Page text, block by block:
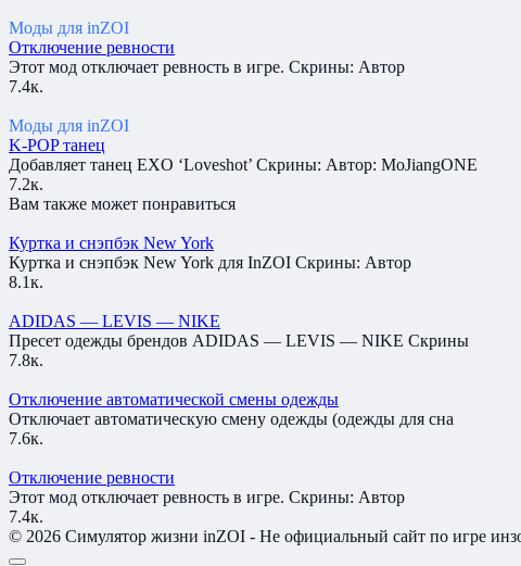
Моды для inZOI
Отключение ревности
Этот мод отключает ревность в игре. Скрины: Автор
7.4к.
Моды для inZOI
K-POP танец
Добавляет танец EXO ‘Loveshot’ Скрины: Автор: MoJiangONE
7.2к.
Вам также может понравиться
Куртка и снэпбэк New York
Куртка и снэпбэк New York для InZOI Скрины: Автор
8.1к.
ADIDAS — LEVIS — NIKE
Пресет одежды брендов ADIDAS — LEVIS — NIKE Скрины
7.8к.
Отключение автоматической смены одежды
Отключает автоматическую смену одежды (одежды для сна
7.6к.
Отключение ревности
Этот мод отключает ревность в игре. Скрины: Автор
7.4к.
© 2026 Симулятор жизни inZOI - Не официальный сайт по игре